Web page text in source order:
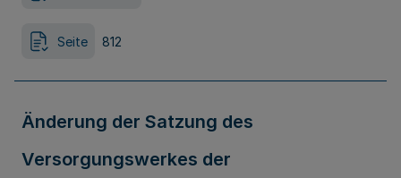
Seite 812
Änderung der Satzung des
Versorgungswerkes der